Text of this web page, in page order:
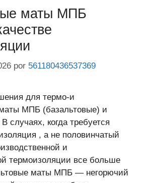
маты МПБ
por 561180436537369
для термо-и
МПБ (базальтовые) и
когда требуется
, а не половинчатый
и
термоизоляции все больше
маты МПБ — негорючий